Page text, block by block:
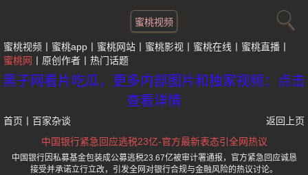
蜜桃视频
蜜桃视频 蜜桃app 蜜桃网站 蜜桃影视 蜜桃在线
蜜桃直播
蜜桃网
原创作者 热门话题
黑子网看片吃瓜，更多内部图片和独家视频：点击
查看详情
首页 百家杂谈
返回上页
中国银行紧急回应逃税23亿-官方最新表态引全网热议
中国银行因私募基金包装成公募逃税23.67亿被审计署通报，官方紧急回应诚恳
接受并承诺立行立改，引发全网对银行合规与金融风险的热议讨论。